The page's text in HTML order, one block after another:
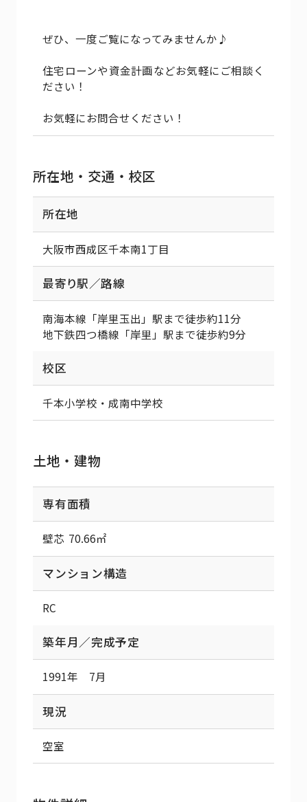
ぜひ、一度ご覧になってみませんか♪
住宅ローンや資金計画などお気軽にご相談く
ださい！
お気軽にお問合せください！
所在地・交通・校区
所在地
大阪市西成区千本南1丁目
最寄り駅／路線
南海本線「岸里玉出」駅まで徒歩約11分
地下鉄四つ橋線「岸里」駅まで徒歩約9分
校区
千本小学校・成南中学校
土地・建物
専有面積
壁芯 70.66㎡
マンション構造
RC
築年月／完成予定
1991年 7月
現況
空室